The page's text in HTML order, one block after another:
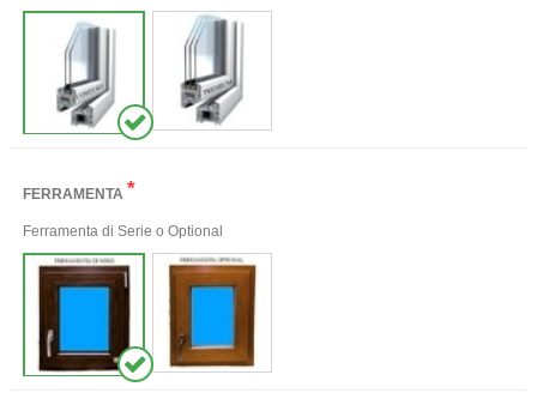
FERRAMENTA *
Ferramenta di Serie o Optional